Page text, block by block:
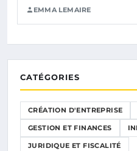
EMMA LEMAIRE
CATÉGORIES
CRÉATION D'ENTREPRISE
GESTION ET FINANCES
JURIDIQUE ET FISCALITÉ